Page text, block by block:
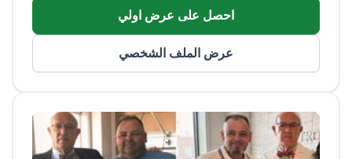
مع مسيرة مهنية تمتد لعقود، عالج
دولة. معتمد من المجلس الأوروبي لجراحة الفم
الأمريكية.<\/p>
أكاديميًا، ألف الطبيب أكثر من 120
ورقة و4 كتب، ويعمل كأستاذ لجراحة الفم والوجه
والفكين في UIC Barcelona.<\/p>
احصل على عرض اولي
عرض الملف الشخصي